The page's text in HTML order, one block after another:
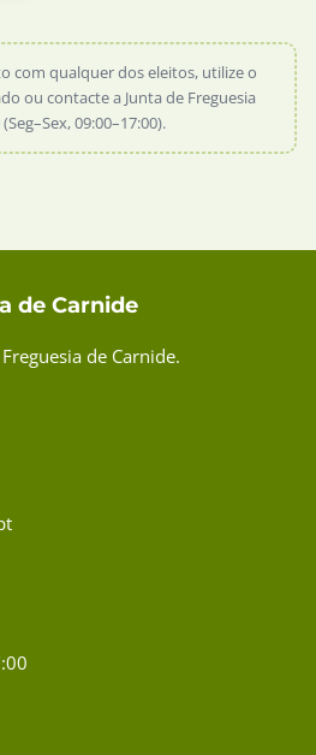
com qualquer dos eleitos, utilize o
ou contacte a Junta de Freguesia
09:00–17:00).
de Carnide
de Carnide.